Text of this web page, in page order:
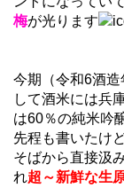
梅が光ります
今期（令和6酒
して酒米には兵
は60％の純米吟
先程も書いたけ
そばから直接汲
れ超～新鮮な生